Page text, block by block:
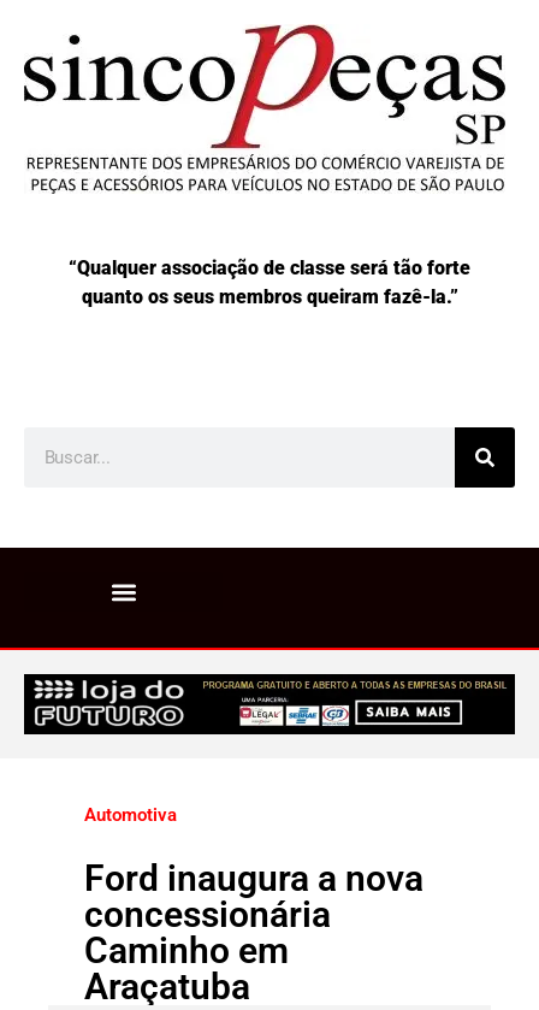
“Qualquer associação de classe será tão forte
quanto os seus membros queiram fazê-la.”
Automotiva
Ford inaugura a nova
concessionária
Caminho em
Araçatuba